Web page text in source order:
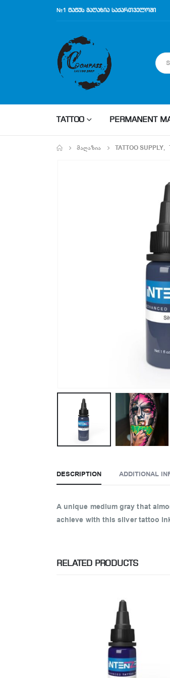
№1 ტატუს მაღაზია საქართველოში
TATTOO PERMANENT
ᲛᲐᲦᲐᲖᲘᲐ TATTOO SUPPLY,
DESCRIPTION ADDITIONAL
A unique medium gray that
achieve with this silver tattoo
RELATED PRODUCTS